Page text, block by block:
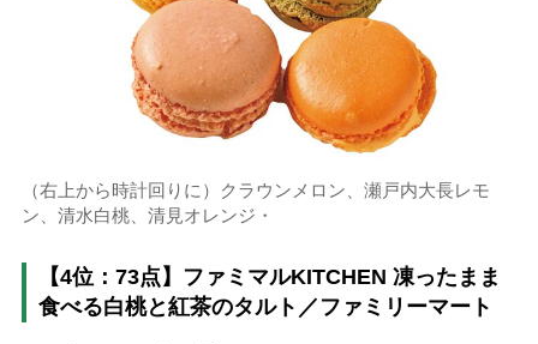
（右上から時計回りに）クラウンメロン、瀬戸内大長レモ
ン、清水白桃、清見オレンジ・
【4位：73点】ファミマルKITCHEN 凍ったまま
食べる白桃と紅茶のタルト／ファミリーマート